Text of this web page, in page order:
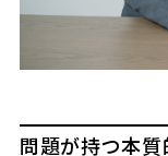
問題が持つ本質